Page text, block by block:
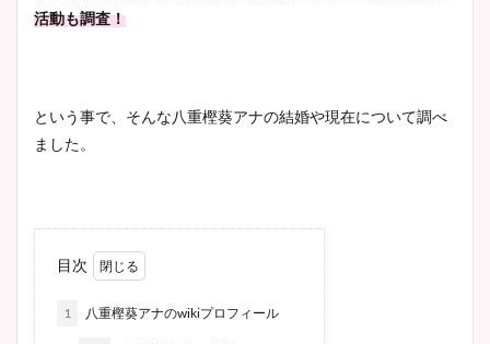
活動も調査！
という事で、そんな八重樫葵アナの結婚や現在について調べ
ました。
目次
1 八重樫葵アナのwikiプロフィール